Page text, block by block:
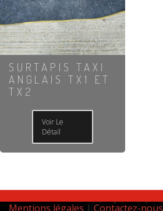
SURTAPIS TAXI
ANGLAIS TX1 ET
TX2
Voir Le
Détail
Mentions légales | Contactez-nous